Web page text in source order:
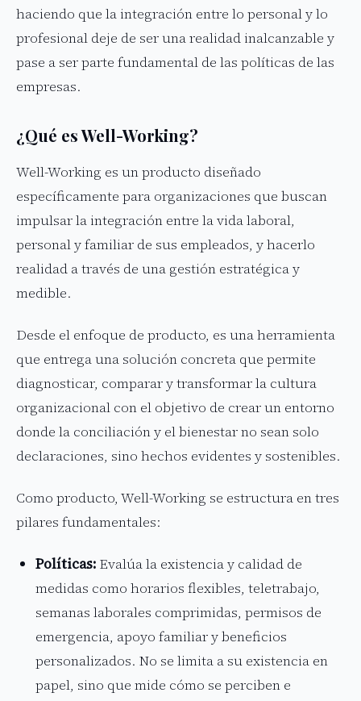
haciendo que la integración entre lo personal y lo
profesional deje de ser una realidad inalcanzable y
pase a ser parte fundamental de las políticas de las
empresas.
¿Qué es Well-Working?
Well-Working es un producto diseñado
específicamente para organizaciones que buscan
impulsar la integración entre la vida laboral,
personal y familiar de sus empleados, y hacerlo
realidad a través de una gestión estratégica y
medible.
Desde el enfoque de producto, es una herramienta
que entrega una solución concreta que permite
diagnosticar, comparar y transformar la cultura
organizacional con el objetivo de crear un entorno
donde la conciliación y el bienestar no sean solo
declaraciones, sino hechos evidentes y sostenibles.
Como producto, Well-Working se estructura en tres
pilares fundamentales:
Políticas: Evalúa la existencia y calidad de
medidas como horarios flexibles, teletrabajo,
semanas laborales comprimidas, permisos de
emergencia, apoyo familiar y beneficios
personalizados. No se limita a su existencia en
papel, sino que mide cómo se perciben e